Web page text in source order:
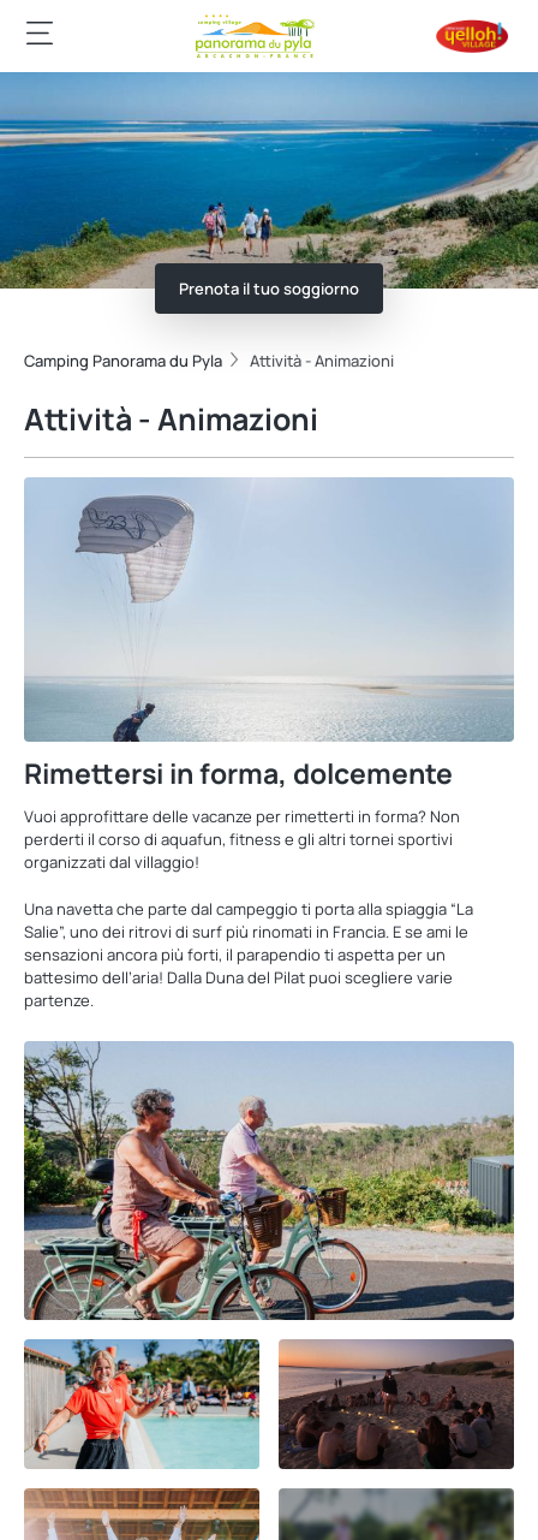
Prenota il tuo soggiorno
Camping Panorama du Pyla Attività - Animazioni
Attività - Animazioni
Rimettersi in forma, dolcemente
Vuoi approfittare delle vacanze per rimetterti in forma? Non
perderti il corso di aquafun, fitness e gli altri tornei sportivi
organizzati dal villaggio!
Una navetta che parte dal campeggio ti porta alla spiaggia “La
Salie”, uno dei ritrovi di surf più rinomati in Francia. E se ami le
sensazioni ancora più forti, il parapendio ti aspetta per un
battesimo dell’aria! Dalla Duna del Pilat puoi scegliere varie
partenze.